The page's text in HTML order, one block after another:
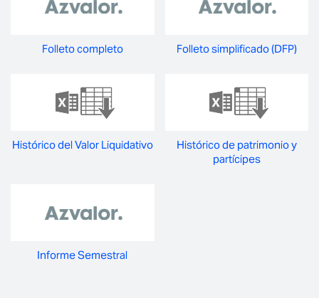
Folleto completo Folleto simplificado (DFP)
Histórico del Valor Liquidativo
Histórico de patrimonio y
partícipes
Informe Semestral